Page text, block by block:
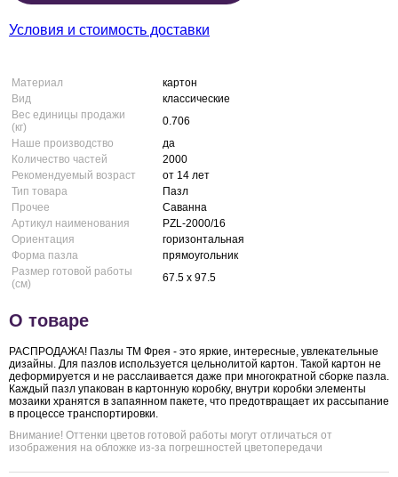
Условия и стоимость доставки
Материал
картон
Вид
классические
Вес единицы продажи
(кг)
0.706
Наше производство
да
Количество частей
2000
Рекомендуемый возраст
от 14 лет
Тип товара
Пазл
Прочее
Саванна
Артикул наименования
PZL-2000/16
Ориентация
горизонтальная
Форма пазла
прямоугольник
Размер готовой работы
(см)
67.5 x 97.5
О товаре
РАСПРОДАЖА! Пазлы ТМ Фрея - это яркие, интересные, увлекательные
дизайны. Для пазлов используется цельнолитой картон. Такой картон не
деформируется и не расслаивается даже при многократной сборке пазла.
Каждый пазл упакован в картонную коробку, внутри коробки элементы
мозаики хранятся в запаянном пакете, что предотвращает их рассыпание
в процессе транспортировки.
Внимание! Оттенки цветов готовой работы могут отличаться от
изображения на обложке из-за погрешностей цветопередачи